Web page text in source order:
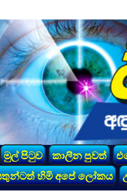
මුල් පිටුව කාලීන පුවත්
හිමි අපේ ලෝකය